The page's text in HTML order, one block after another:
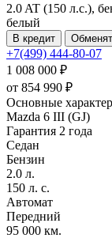
2.0 AT (150 л.с.),
белый
В кредит
+7(499) 444-80-07
1 008 000 ₽
от 854 990 ₽
Основные
Mazda 6 III (GJ)
Гарантия 2 года
Седан
Бензин
2.0 л.
150 л. с.
Автомат
Передний
95 000 км.